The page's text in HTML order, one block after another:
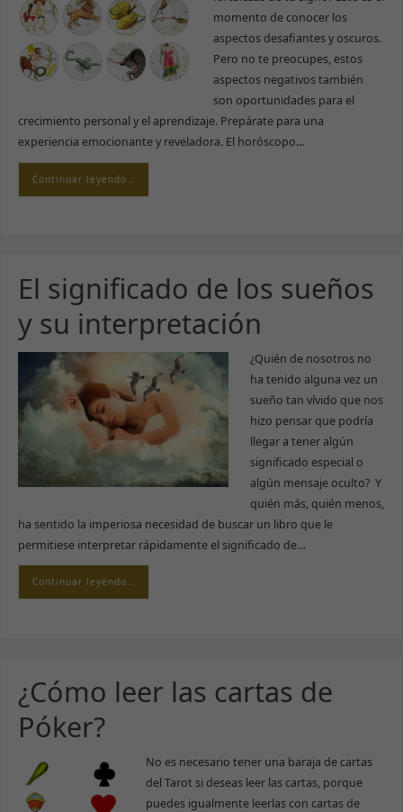
momento de conocer los
aspectos desafiantes y oscuros.
Pero no te preocupes, estos
aspectos negativos también
son oportunidades para el
crecimiento personal y el aprendizaje. Prepárate para una
experiencia emocionante y reveladora. El horóscopo…
Continuar leyendo…
El significado de los sueños
y su interpretación
¿Quién de nosotros no
ha tenido alguna vez un
sueño tan vívido que nos
hizo pensar que podría
llegar a tener algún
significado especial o
algún mensaje oculto? Y
quién más, quién menos,
ha sentido la imperiosa necesidad de buscar un libro que le
permitiese interpretar rápidamente el significado de…
Continuar leyendo…
¿Cómo leer las cartas de
Póker?
No es necesario tener una baraja de cartas
del Tarot si deseas leer las cartas, porque
puedes igualmente leerlas con cartas de